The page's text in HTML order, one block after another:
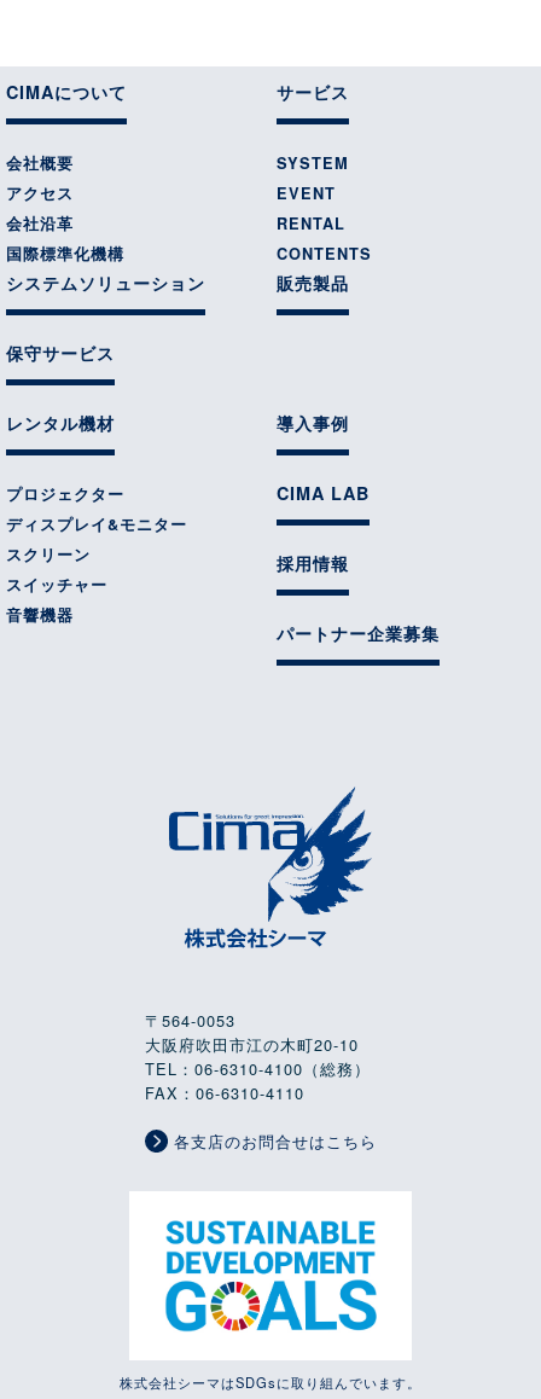
CIMAについて
会社概要
アクセス
会社沿革
国際標準化機構
サービス
SYSTEM
EVENT
RENTAL
CONTENTS
システムソリューション
保守サービス
販売製品
レンタル機材
プロジェクター
ディスプレイ&モニター
スクリーン
スイッチャー
音響機器
導入事例
CIMA LAB
採用情報
パートナー企業募集
〒564-0053
大阪府吹田市江の木町20-10
TEL：06-6310-4100（総務）
FAX：06-6310-4110
各支店のお問合せはこちら
株式会社シーマはSDGsに取り組んでいます。